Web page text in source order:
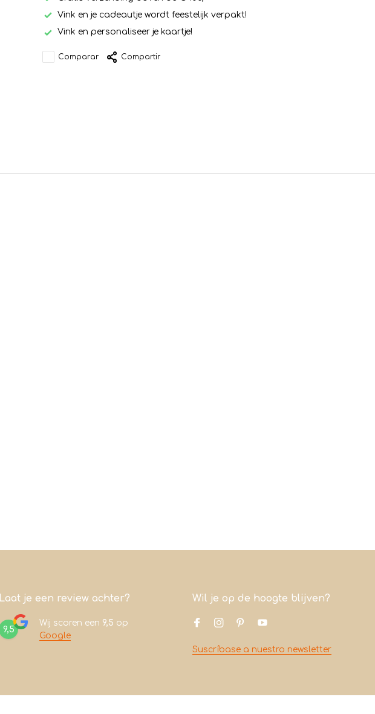
Vink en je cadeautje wordt feestelijk verpakt!
Vink en personaliseer je kaartje!
Comparar Compartir
Laat je een review achter?
9,5
Wij scoren een 9,5 op
Google
Wil je op de hoogte blijven?
Suscríbase a nuestro newsletter